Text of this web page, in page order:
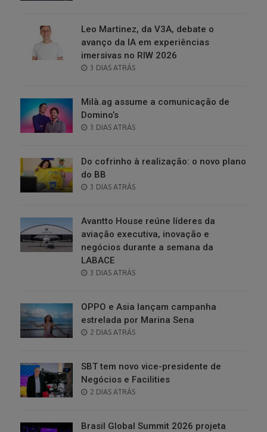
Leo Martinez, da V3A, debate o
avanço da IA em experiências
imersivas no RIW 2026
POSTED
3 DIAS ATRÁS
Milà.ag assume a comunicação de
Domino’s
POSTED
3 DIAS ATRÁS
Do cofrinho à realização: o novo plano
do BB
POSTED
3 DIAS ATRÁS
Avantto House reúne líderes da
aviação executiva, inovação e
negócios durante a semana da
LABACE
POSTED
3 DIAS ATRÁS
OPPO e Asia lançam campanha
estrelada por Marina Sena
POSTED
2 DIAS ATRÁS
SBT tem novo vice-presidente de
Negócios e Facilities
POSTED
2 DIAS ATRÁS
Brasil Global Summit 2026 projeta